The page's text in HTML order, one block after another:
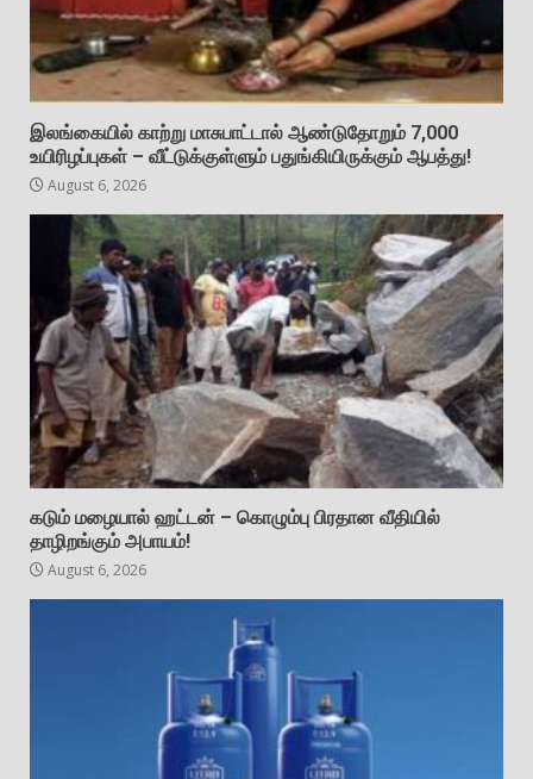
இலங்கையில் காற்று மாசுபாட்டால் ஆண்டுதோறும் 7,000
உயிரிழப்புகள் – வீட்டுக்குள்ளும் பதுங்கியிருக்கும் ஆபத்து!
August 6, 2026
கடும் மழையால் ஹட்டன் – கொழும்பு பிரதான வீதியில்
தாழிறங்கும் அபாயம்!
August 6, 2026